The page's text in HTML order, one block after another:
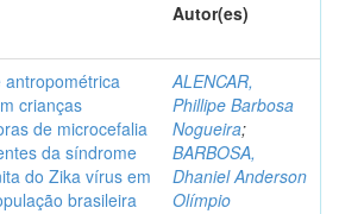
Autor(es)
antropométrica
crianças
de microcefalia
da síndrome
do Zika vírus em
brasileira
ALENCAR,
Phillipe Barbosa
Nogueira;
BARBOSA,
Dhaniel Anderson
Olímpio